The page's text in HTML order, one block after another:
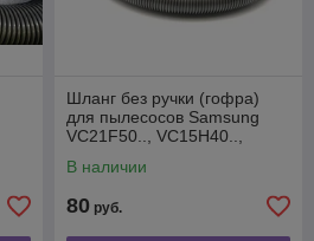
Шланг без ручки (гофра)
для пылесосов Samsung
VC21F50.., VC15H40..,
В наличии
80 руб.